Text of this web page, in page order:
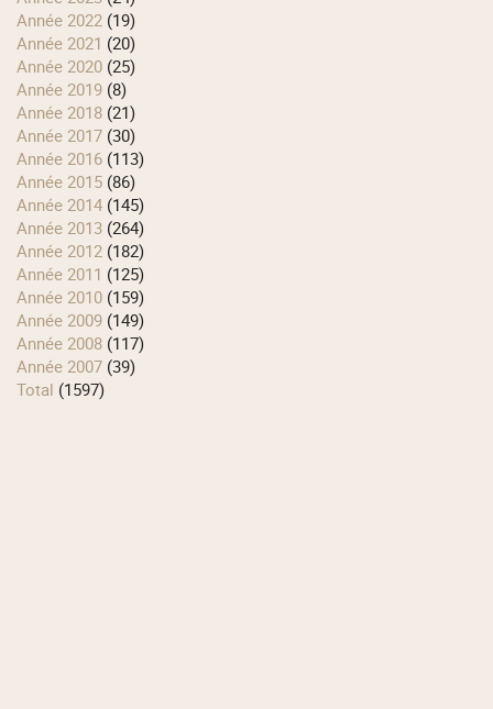
année 2022 (19)
année 2021 (20)
année 2020 (25)
année 2019 (8)
année 2018 (21)
année 2017 (30)
année 2016 (113)
année 2015 (86)
année 2014 (145)
année 2013 (264)
année 2012 (182)
année 2011 (125)
année 2010 (159)
année 2009 (149)
année 2008 (117)
année 2007 (39)
total (1597)